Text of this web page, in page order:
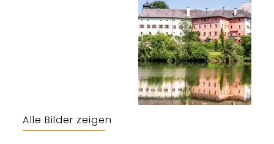
Alle Bilder zeigen